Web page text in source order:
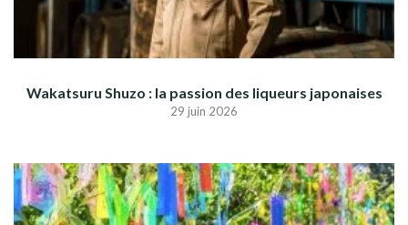
Wakatsuru Shuzo : la passion des liqueurs japonaises
29 juin 2026